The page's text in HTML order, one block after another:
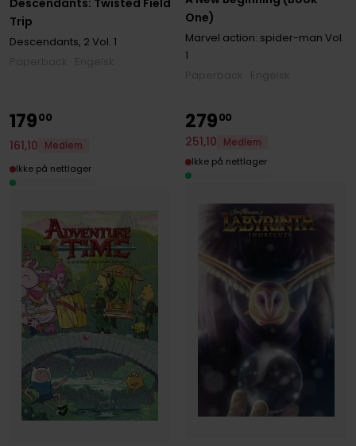
Descendants: Twisted Field
Trip
Descendants, 2 Vol. 1
One)
Marvel action: spider-man Vol.
1
17900
161,10
Medlem
Ikke på nettlager
27900
251,10
Medlem
Ikke på nettlager